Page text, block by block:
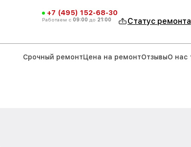
+7 (495) 152-68-30
Работаем с 09:00 до 21:00 Статус ремонта
Срочный ремонтЦена на ремонтОтзывыО нас